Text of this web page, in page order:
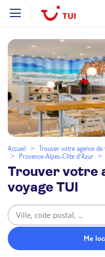
Accueil
Trouver votre agence de
Provence-Alpes-Côte d'Azur
Trouver votre
voyage TUI
Me